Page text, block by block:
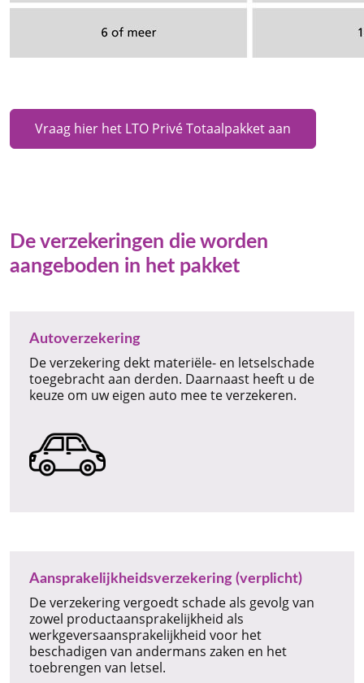
Vraag hier het LTO Privé Totaalpakket aan
De verzekeringen die worden
aangeboden in het pakket
Autoverzekering
De verzekering dekt materiële- en letselschade
toegebracht aan derden. Daarnaast heeft u de
keuze om uw eigen auto mee te verzekeren.
Aansprakelijkheidsverzekering (verplicht)
De verzekering vergoedt schade als gevolg van
zowel productaansprakelijkheid als
werkgeversaansprakelijkheid voor het
beschadigen van andermans zaken en het
toebrengen van letsel.